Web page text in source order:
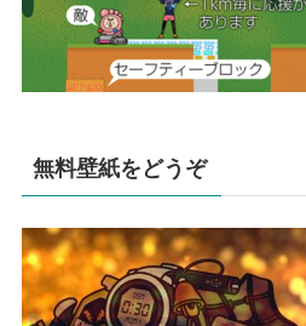
無料壁紙をどうぞ